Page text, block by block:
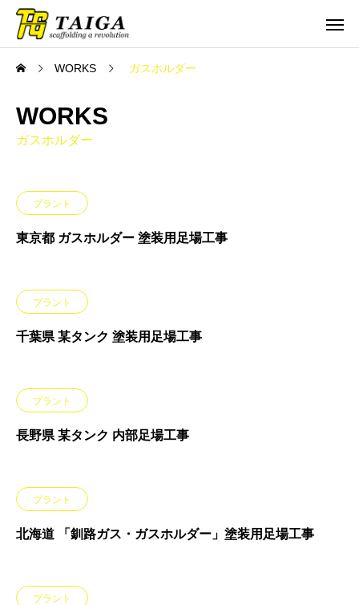
WORKS ガスホルダー
WORKS
ガスホルダー
プラント
東京都 ガスホルダー 塗装用足場工事
プラント
千葉県 某タンク 塗装用足場工事
プラント
長野県 某タンク 内部足場工事
プラント
北海道 「釧路ガス・ガスホルダー」塗装用足場工事
プラント